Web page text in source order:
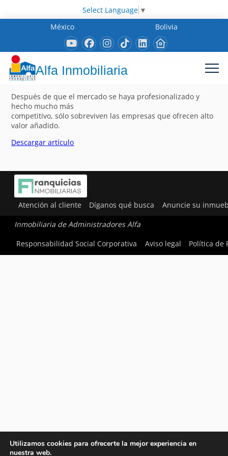
Select Language ▼
México
Bolivia
Alfa Inmobiliaria
Después de que el mercado se haya profesionalizado y
hecho mucho más
competitivo, sólo sobreviven las empresas que ofrecen alto
valor añadido.
Descargar artículo
Atención al cliente Díganos qué busca Anuncie su
Inmobiliaria de Administradores Alfa
Responsabilidad Social Corporativa
Aviso legal Política de
Utilizamos cookies para ofrecerte la mejor experiencia en
nuestra web.